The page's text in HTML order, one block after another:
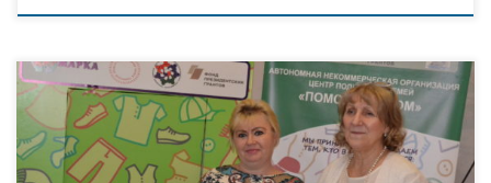
Накануне сеть специализированных боксов для сбора вещевых пожертвований